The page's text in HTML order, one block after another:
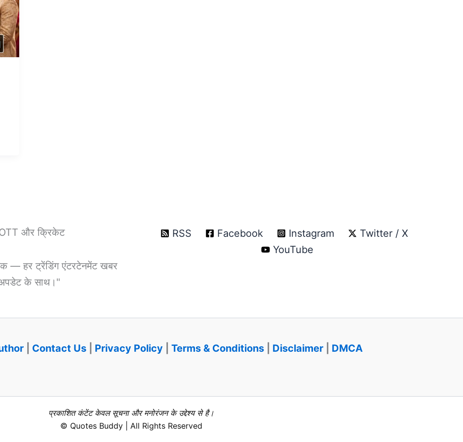
OTT और क्रिकेट
— हर ट्रेंडिंग एंटरटेनमेंट खबर
अपडेट के साथ।"
RSS Facebook Instagram
Twitter / X
YouTube
Contact Us Privacy Policy Terms & Conditions Disclaimer DMCA
प्रकाशित कंटेंट केवल सूचना और मनोरंजन के उद्देश्य से है।
© Quotes Buddy | All Rights Reserved